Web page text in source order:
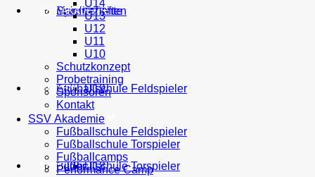
Spielberichte
AH
Mannschaften
U19
U18
SSV AKADEMIE
Fußballschule Feldspieler
Fußballschule Torspieler
MEDIEN
Bilder
SHOP
U14
U13
U12
U11
U10
Schutzkonzept
Probetraining
Sponsoren
Kontakt
SSV Akademie
Fußballschule Feldspieler
Fußballschule Torspieler
Fußballcamps
Performance Camp